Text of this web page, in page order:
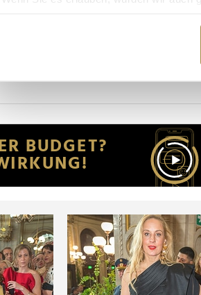
Erfahren Sie mehr darüber, wie Ihre
Wir verwenden Cookies, um Inhalte und
Website an unsere Partner für soziale
möglicherweise mit weiteren Daten
der Dienste gesammelt haben.